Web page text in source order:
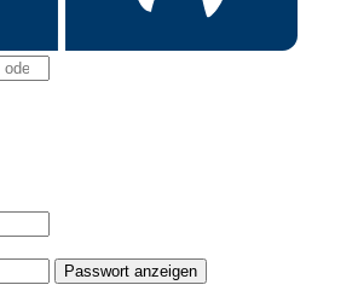
Passwort anzeigen